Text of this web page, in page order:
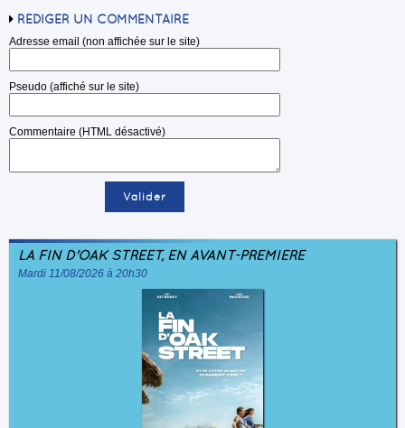
RÉDIGER UN COMMENTAIRE
Adresse email (non affichée sur le site)
Pseudo (affiché sur le site)
Commentaire (HTML désactivé)
LA FIN D'OAK STREET, EN AVANT-PREMIÈRE
Mardi 11/08/2026 à 20h30